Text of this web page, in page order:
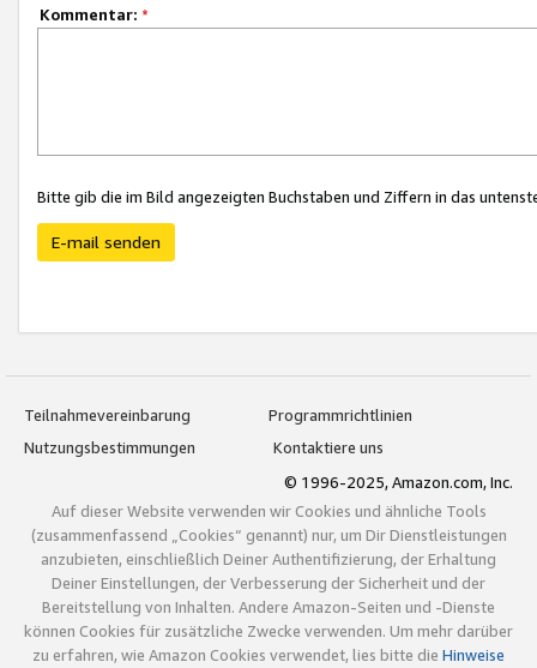
Kommentar: *
Bitte gib die im Bild angezeigten Buchstaben und Ziffern in das
E-mail senden
Teilnahmevereinbarung
Programmrichtlinien
Nutzungsbestimmungen
Kontaktiere uns
© 1996-2025, Amazon.com, Inc.
Auf dieser Website verwenden wir Cookies und ähnliche Tools
(zusammenfassend „Cookies“ genannt) nur, um Dir Dienstleistungen
anzubieten, einschließlich Deiner Authentifizierung, der Erhaltung
Deiner Einstellungen, der Verbesserung der Sicherheit und der
Bereitstellung von Inhalten. Andere Amazon-Seiten und -Dienste
können Cookies für zusätzliche Zwecke verwenden. Um mehr darüber
zu erfahren, wie Amazon Cookies verwendet, lies bitte die Hinweise